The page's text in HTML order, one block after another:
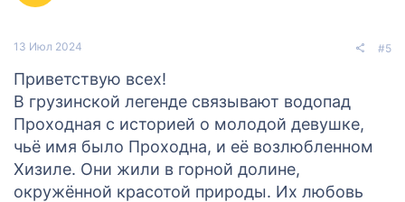
13 Июл 2024 #5
Приветствую всех!
В грузинской легенде связывают водопад
Проходная с историей о молодой девушке,
чьё имя было Проходна, и её возлюбленном
Хизиле. Они жили в горной долине,
окружённой красотой природы. Их любовь